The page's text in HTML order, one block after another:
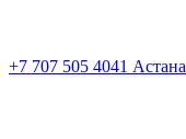
+7 707 505 4041 Астана